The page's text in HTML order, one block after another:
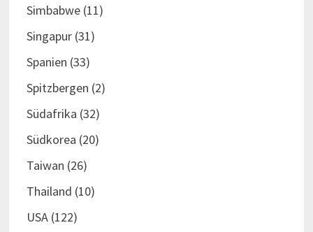
Simbabwe(11)
Singapur(31)
Spanien (33)
Spitzbergen (2)
Südafrika (32)
Südkorea (20)
Taiwan (26)
Thailand (10)
USA(122)